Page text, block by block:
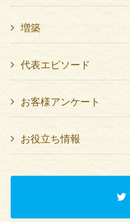
増築
代表エピソード
お客様アンケート
お役立ち情報